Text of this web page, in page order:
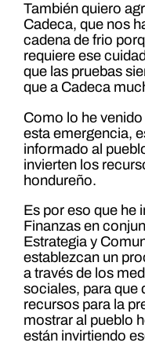
También quiero
Cadeca, que nos
cadena de frio
requiere ese
que las pruebas
que a Cadeca
Como lo he
esta emergencia,
informado al
invierten los
hondureño.
Es por eso que he
Finanzas en
Estrategia y
establezcan un
a través de los
sociales, para que
recursos para la
mostrar al pueblo
están invirtiendo